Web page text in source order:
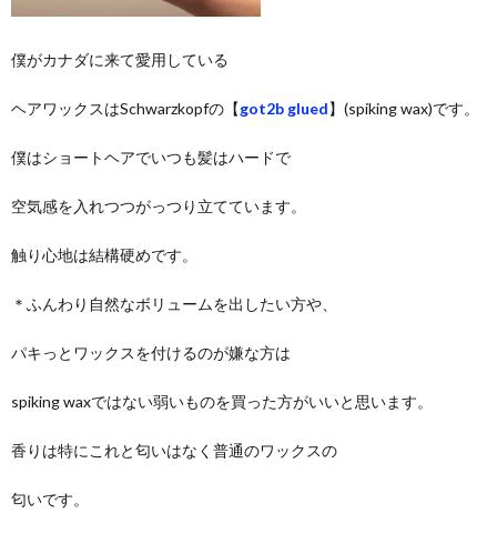
僕がカナダに来て愛用している
ヘアワックスはSchwarzkopfの【got2b glued】(spiking wax)です。
僕はショートヘアでいつも髪はハードで
空気感を入れつつがっつり立てています。
触り心地は結構硬めです。
＊ふんわり自然なボリュームを出したい方や、
パキっとワックスを付けるのが嫌な方は
spiking waxではない弱いものを買った方がいいと思います。
香りは特にこれと匂いはなく普通のワックスの
匂いです。